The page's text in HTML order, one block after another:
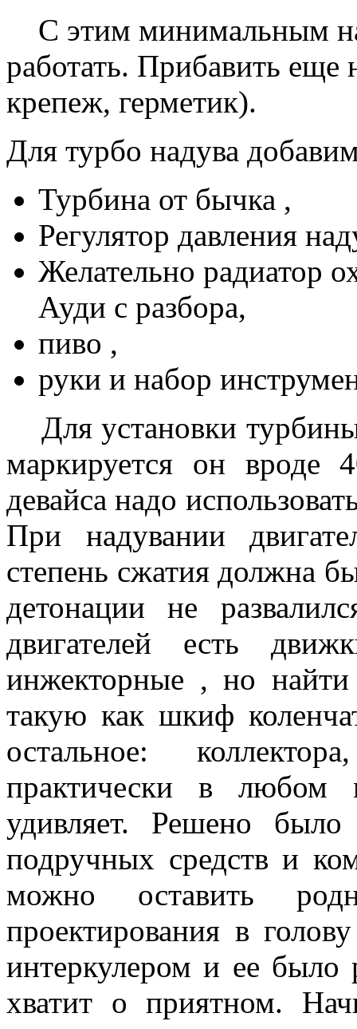
С этим минимальным
работать. Прибавить еще
крепеж, герметик).
Для турбо надува
Турбина от бычка ,
Регулятор давления
Желательно радиатор
Ауди с разбора,
пиво ,
руки и набор
Для установки
маркируется он вроде
девайса надо
При надувании
степень сжатия должна
детонации не
двигателей есть
инжекторные , но найти
такую как шкиф
остальное:
практически в любом
удивляет. Решено
подручных средств и
можно оставить
проектирования в
интеркулером и ее
хватит о приятном.